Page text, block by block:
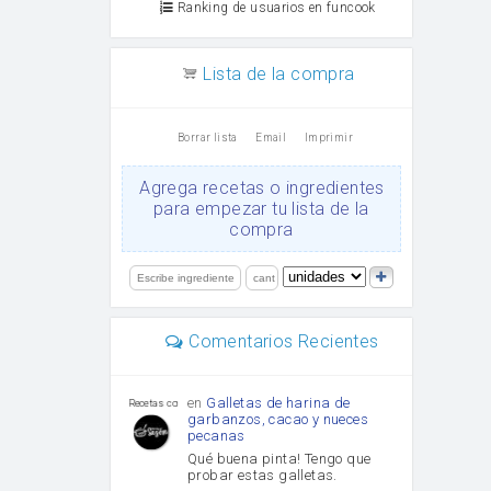
Ranking de usuarios en funcook
Lista de la compra
Borrar lista Email Imprimir
Agrega recetas o ingredientes
para empezar tu lista de la
compra
Comentarios Recientes
Recetas con sazon
en Galletas de harina de
garbanzos, cacao y nueces
pecanas
Qué buena pinta! Tengo que
probar estas galletas.